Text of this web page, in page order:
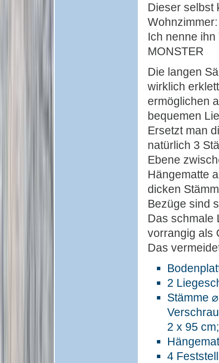
Dieser selbst
Wohnzimmer:
Ich nenne
MONSTER
Die langen
wirklich
ermöglichen
bequemen
Ersetzt man
natürlich 3
Ebene
Hängematte
dicken
Bezüge sind
Das schmale
vorrangig als
Das
2
Stämme
2 x 95
4